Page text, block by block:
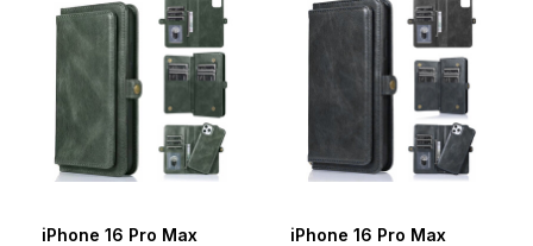
iPhone 16 Pro Max
iPhone 16 Pro Max